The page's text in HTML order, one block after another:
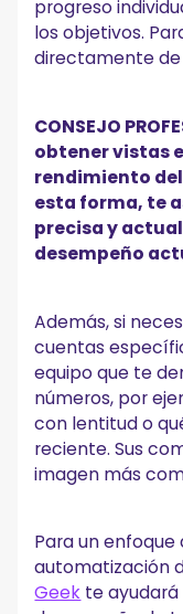
progreso
los objetivos.
directamente de
CONSEJO
obtener vistas
rendimiento
esta forma, te
precisa y
desempeño
Además, si
cuentas
equipo que te
números, por
con lentitud o
reciente. Sus
imagen más
Para un
automatización
Geek te